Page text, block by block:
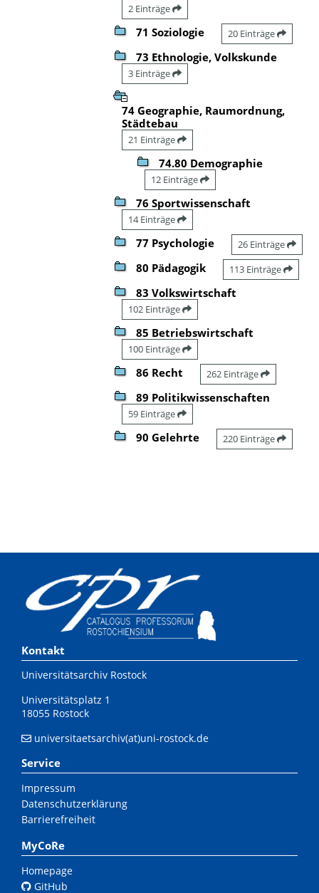
2 Einträge
71 Soziologie 20 Einträge
73 Ethnologie, Volkskunde
3 Einträge
74 Geographie, Raumordnung,
Städtebau
21 Einträge
74.80 Demographie
12 Einträge
76 Sportwissenschaft
14 Einträge
77 Psychologie 26 Einträge
80 Pädagogik 113 Einträge
83 Volkswirtschaft
102 Einträge
85 Betriebswirtschaft
100 Einträge
86 Recht 262 Einträge
89 Politikwissenschaften
59 Einträge
90 Gelehrte 220 Einträge
Kontakt
Universitätsarchiv Rostock
Universitätsplatz 1
18055 Rostock
universitaetsarchiv(at)uni-rostock.de
Service
Impressum
Datenschutzerklärung
Barrierefreiheit
MyCoRe
Homepage
GitHub